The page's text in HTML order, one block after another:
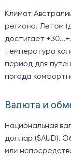
Климат
региона. Летом
достигает
температура
период для
погода
Валюта и
Национальная
доллар ($AUD).
или